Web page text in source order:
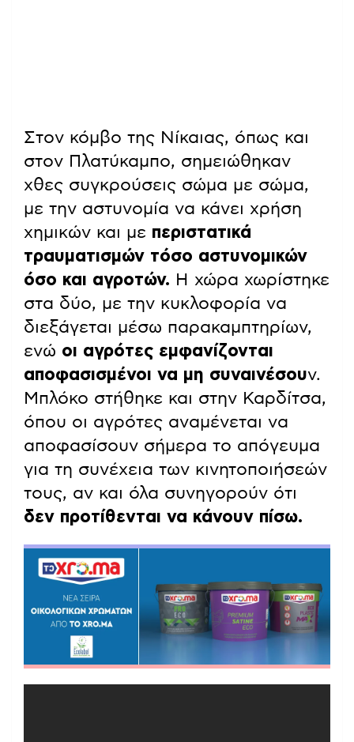
Στον κόμβο της Νίκαιας, όπως και
στον Πλατύκαμπο, σημειώθηκαν
χθες συγκρούσεις σώμα με σώμα,
με την αστυνομία να κάνει χρήση
χημικών και με περιστατικά
τραυματισμών τόσο αστυνομικών
όσο και αγροτών. Η χώρα χωρίστηκε
στα δύο, με την κυκλοφορία να
διεξάγεται μέσω παρακαμπτηρίων,
ενώ οι αγρότες εμφανίζονται
αποφασισμένοι να μη συναινέσουν.
Μπλόκο στήθηκε και στην Καρδίτσα,
όπου οι αγρότες αναμένεται να
αποφασίσουν σήμερα το απόγευμα
για τη συνέχεια των κινητοποιήσεών
τους, αν και όλα συνηγορούν ότι
δεν προτίθενται να κάνουν πίσω.